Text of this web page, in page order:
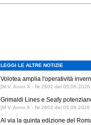
LEGGI LE ALTRE NOTIZIE
Volotea amplia l'operatività
[M.V. Anno X - Nr 2602 del 05.08.2026
Grimaldi Lines e Seafy
[M.V. Anno X - Nr 2602 del
Al via la quinta edizione del